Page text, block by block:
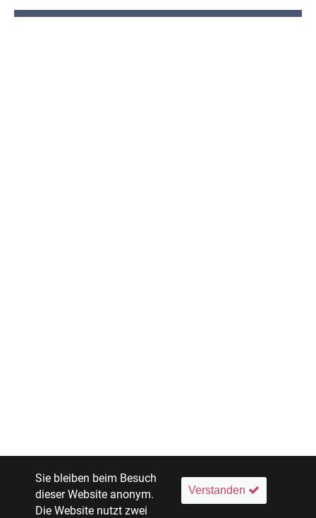
Verstanden
Sie bleiben beim Besuch
dieser Website anonym.
Die Website nutzt zwei